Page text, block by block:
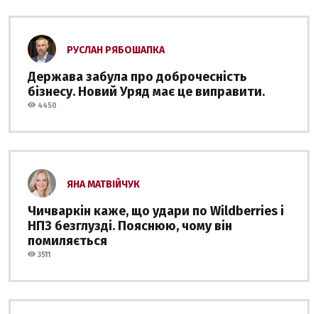
РУСЛАН РЯБОШАПКА
Держава забула про доброчесність
бізнесу. Новий Уряд має це виправити.
4450
ЯНА МАТВІЙЧУК
Чичваркін каже, що удари по Wildberries і
НПЗ безглузді. Пояснюю, чому він
помиляється
3511